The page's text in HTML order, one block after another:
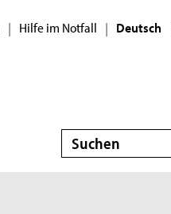
| Hilfe im Notfall | Deutsch
Suche